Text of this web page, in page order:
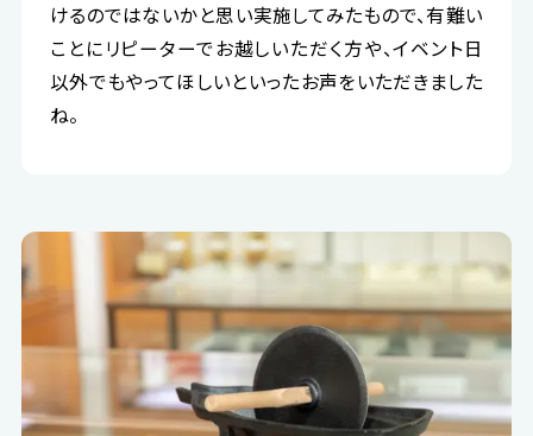
けるのではないかと思い実施してみたもので、有難い
ことにリピーターでお越しいただく方や、イベント日
以外でもやってほしいといったお声をいただきました
ね。